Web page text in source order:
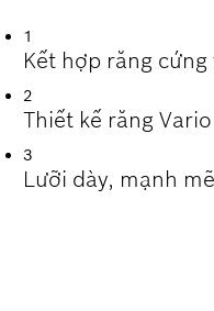
1
Kết hợp răng
2
Thiết kế răng
3
Lưỡi dày, mạnh